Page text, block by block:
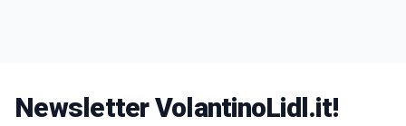
Newsletter VolantinoLidl.it!